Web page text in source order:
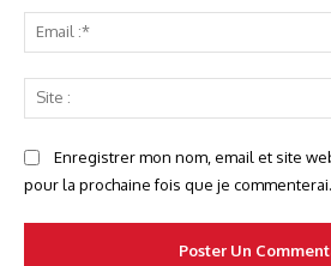
Enregistrer mon nom, email et site
pour la prochaine fois que je commenterai.